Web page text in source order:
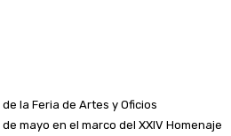
la Feria de Artes y Oficios
mayo en el marco del XXIV Homenaje